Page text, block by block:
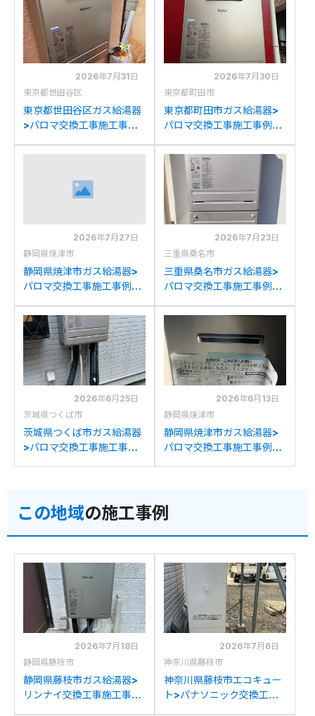
E2022SAWLへの交換
E2022SAWLへの交換
2026年7月31日
東京都世田谷区
東京都世田谷区ガス給湯器
>パロマ交換工事施工事
C2052SAWXからパロマ
2026年7月30日
東京都町田市
東京都町田市ガス給湯器>
パロマ交換工事施工事例：
からパロマFH-
E2022SAWLへの交換
2026年7月27日
静岡県焼津市
静岡県焼津市ガス給湯器>
パロマ交換工事施工事例：
E2008SAW(A)からパロマ
FH-E2022SAWLへの交換
2026年7月23日
三重県桑名市
三重県桑名市ガス給湯器>
パロマ交換工事施工事例：
K2001SAW(A)からパロマ
FH-E2022SAWLへの交換
2026年6月25日
茨城県つくば市
茨城県つくば市ガス給湯器
>パロマ交換工事施工事
2026年6月13日
静岡県焼津市
静岡県焼津市ガス給湯器>
パロマ交換工事施工事例：
この地域の施工事例
2026年7月18日
静岡県藤枝市
静岡県藤枝市ガス給湯器>
リンナイ交換工事施工事
2026年7月6日
神奈川県藤枝市
神奈川県藤枝市エコキュー
ト>パナソニック交換工事